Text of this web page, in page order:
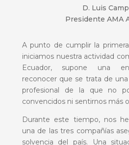
D. Luis
Presidente AMA
A punto de cumplir la
iniciamos nuestra actividad
Ecuador, supone una
reconocer que se trata de
profesional de la que no
convencidos ni sentirnos más
Durante este tiempo, nos
una de las tres compañías
solvencia del país. Una